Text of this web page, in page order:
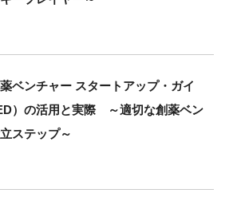
薬ベンチャー スタートアップ・ガイ
）の活用と実際 ～適切な創薬ベン
ステップ～